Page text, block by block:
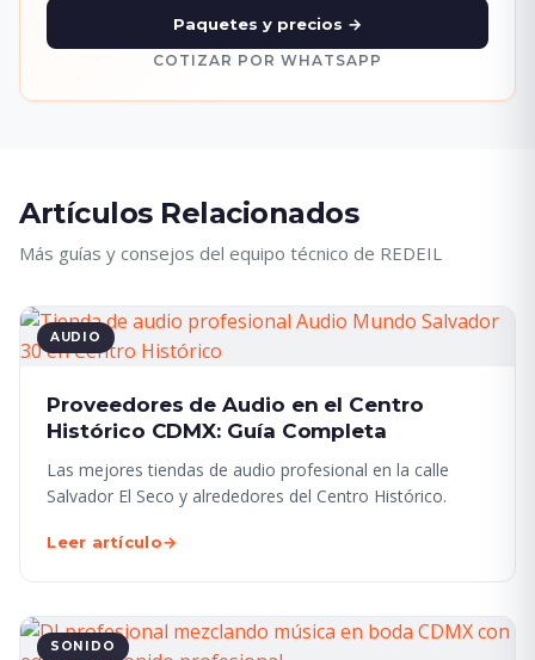
Paquetes y precios →
COTIZAR POR WHATSAPP
Artículos Relacionados
Más guías y consejos del equipo técnico de REDEIL
AUDIO
Proveedores de Audio en el Centro
Histórico CDMX: Guía Completa
Las mejores tiendas de audio profesional en la calle
Salvador El Seco y alrededores del Centro Histórico.
Leer artículo→
SONIDO